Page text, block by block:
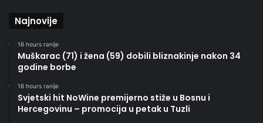
Najnovije
16 hours ranije
Muškarac (71) i žena (59) dobili bliznakinje nakon 34
godine borbe
16 hours ranije
Svjetski hit NoWine premijerno stiže u Bosnu i
Hercegovinu – promocija u petak u Tuzli